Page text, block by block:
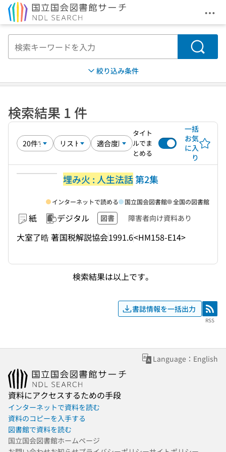
メ
検索
絞り込み条件
検索結果 1 件
タイト
ルでま
とめる
一括
お気
に入
り
埋み火 : 人生法話第2集
紙 デジタル 図書 障害者向け資料あり
大室了晧 著国税解説協会1991.6<HM158-E14>
インターネットで読める 国立国会図書館 全国の図書館
検索結果は以上です。
書誌情報を一括出力 RSS
RSS
Language：English
資料にアクセスするための手段
インターネットで資料を読む
資料のコピーを入手する
図書館で資料を読む
国立国会図書館ホームページ